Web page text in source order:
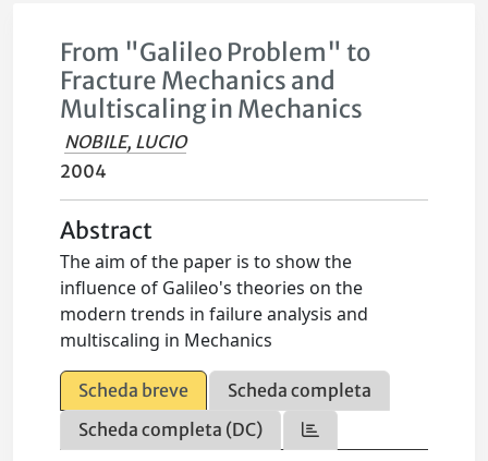
From "Galileo Problem" to
Fracture Mechanics and
Multiscaling in Mechanics
NOBILE, LUCIO
2004
Abstract
The aim of the paper is to show the
influence of Galileo's theories on the
modern trends in failure analysis and
multiscaling in Mechanics
Scheda breve
Scheda completa
Scheda completa (DC)